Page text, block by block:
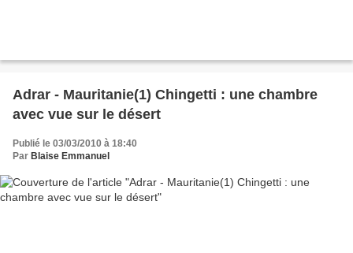
Adrar - Mauritanie(1) Chingetti : une chambre
avec vue sur le désert
Publié le 03/03/2010 à 18:40
Par Blaise Emmanuel